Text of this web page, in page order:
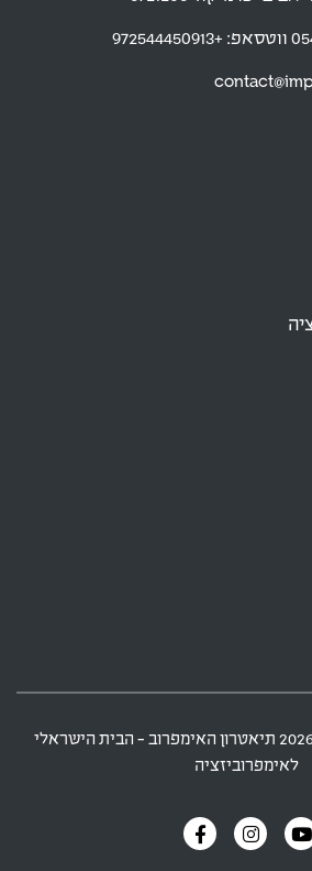
ווטסאפ: +972544450913
2026 תיאטרון האימפרוב - הבית הישראלי
לאימפרוביזציה